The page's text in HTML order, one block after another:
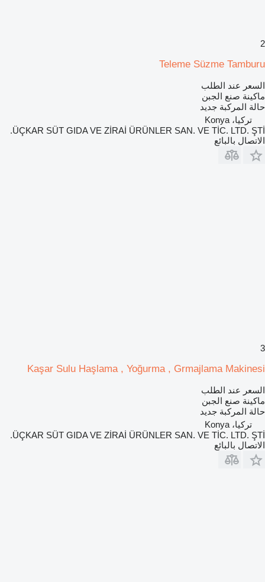
2
Teleme Süzme Tamburu
السعر عند الطلب
ماكينة صنع الجبن
حالة المركبة جديد
تركيا، Konya
ÜÇKAR SÜT GIDA VE ZİRAİ ÜRÜNLER SAN. VE TİC. LTD. ŞTİ.
الاتصال بالبائع
3
Kaşar Sulu Haşlama , Yoğurma , Grmajlama Makinesi
السعر عند الطلب
ماكينة صنع الجبن
حالة المركبة جديد
تركيا، Konya
ÜÇKAR SÜT GIDA VE ZİRAİ ÜRÜNLER SAN. VE TİC. LTD. ŞTİ.
الاتصال بالبائع